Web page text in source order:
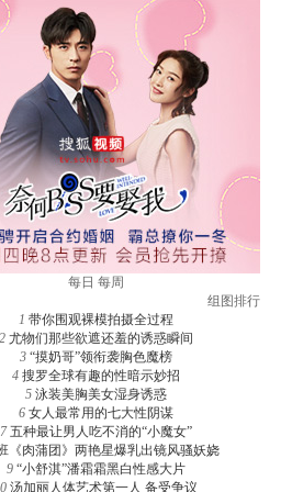
每日 每周
组图排行
1 带你围观裸模拍摄全过程
2 尤物们那些欲遮还羞的诱惑瞬间
3 “摸奶哥”领衔袭胸色魔榜
4 搜罗全球有趣的性暗示妙招
5 泳装美胸美女湿身诱惑
6 女人最常用的七大性阴谋
7 五种最让男人吃不消的“小魔女”
《肉蒲团》两艳星爆乳出镜风骚妖娆
9 “小舒淇”潘霜霜黑白性感大片
汤加丽人体艺术第一人 备受争议